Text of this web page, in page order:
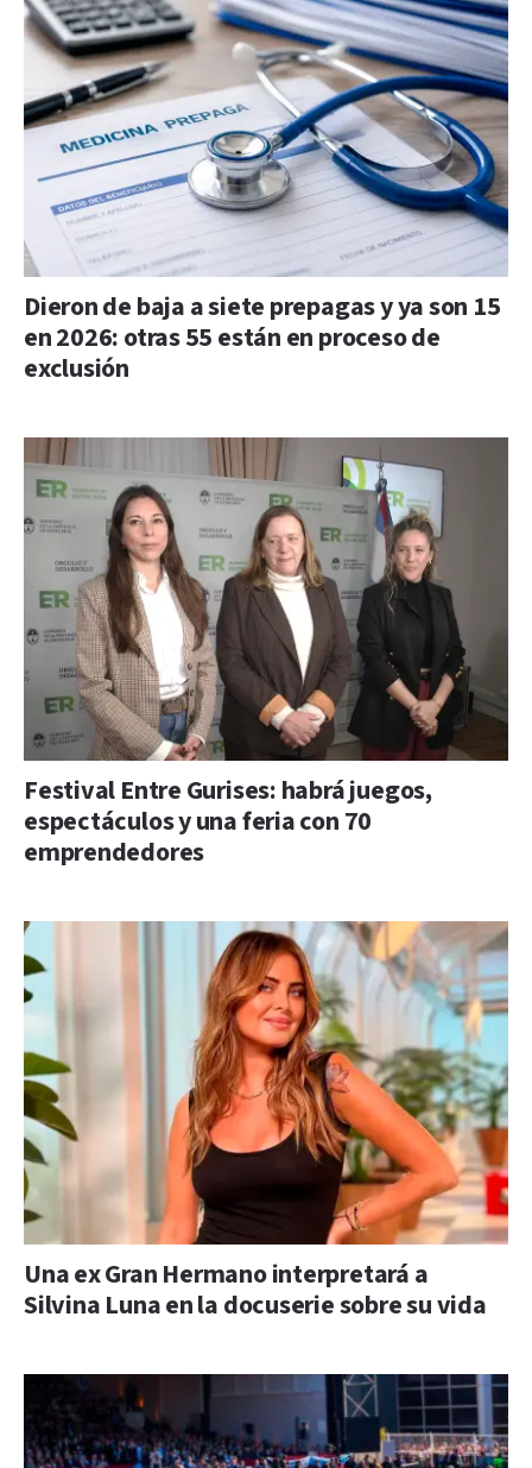
Dieron de baja a siete prepagas y ya son 15
en 2026: otras 55 están en proceso de
exclusión
Festival Entre Gurises: habrá juegos,
espectáculos y una feria con 70
emprendedores
Una ex Gran Hermano interpretará a
Silvina Luna en la docuserie sobre su vida